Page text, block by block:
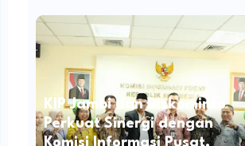
KIP Jambi dan Diskominfo
Perkuat Sinergi dengan
Komisi Informasi Pusat,